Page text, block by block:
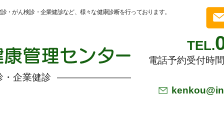
・企業健診
がん検診・企業健診など、様々な健康診断を行っております。
TEL.
電話予約受付時